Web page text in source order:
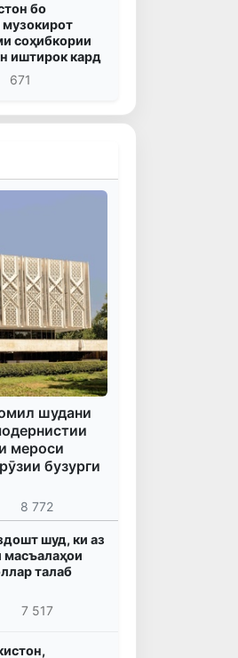
бо
соҳибкории
иштирок кард
671
шудани
мероси
бузурги
8 772
шуд, ки аз
масъалаҳои
талаб
7 517